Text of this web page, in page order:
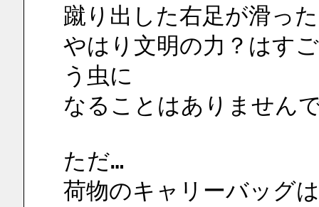
蹴り出した右足が滑っ
やはり文明の力？はす
う虫に
なることはありません
ただ…
荷物のキャリーバッグ